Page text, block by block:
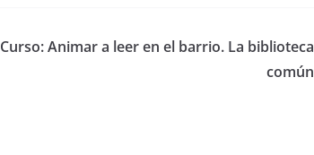
Curso: Animar a leer en el barrio. La biblioteca
común